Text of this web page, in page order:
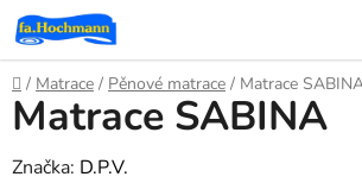
Přejít
na
obsah
Domů
/ Matrace / Pěnové matrace / Matrace
Matrace SABINA
Značka: D.P.V.